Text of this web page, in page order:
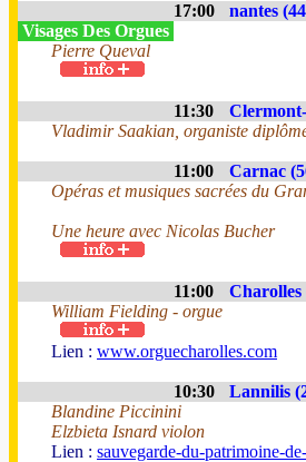
17:00 nantes
Visages Des Orgues
Pierre Queval
11:30
Vladimir Saakian, organiste
11:00
Carnac
Opéras et musiques sacrées du
Une heure avec Nicolas Bucher
11:00
Charolles
William Fielding - orgue
Lien : www.orguecharolles.com
10:30
Lannilis
Blandine Piccinini
Elzbieta Isnard violon
Lien : sauvegarde-du-patrimoine-